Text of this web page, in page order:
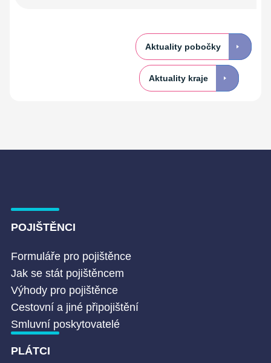
Aktuality pobočky
Aktuality kraje
POJIŠTĚNCI
Formuláře pro pojištěnce
Jak se stát pojištěncem
Výhody pro pojištěnce
Cestovní a jiné připojištění
Smluvní poskytovatelé
PLÁTCI